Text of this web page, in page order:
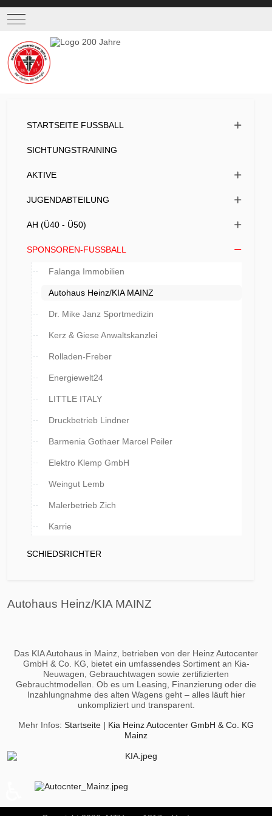
Mobile Menu Toggle
STARTSEITE FUSSBALL
SICHTUNGSTRAINING
AKTIVE
JUGENDABTEILUNG
AH (Ü40 - Ü50)
SPONSOREN-FUSSBALL
Falanga Immobilien
Autohaus Heinz/KIA MAINZ
Dr. Mike Janz Sportmedizin
Kerz & Giese Anwaltskanzlei
Rolladen-Freber
Energiewelt24
LITTLE ITALY
Druckbetrieb Lindner
Barmenia Gothaer Marcel Peiler
Elektro Klemp GmbH
Weingut Lemb
Malerbetrieb Zich
Karrie
SCHIEDSRICHTER
Autohaus Heinz/KIA MAINZ
Das KIA Autohaus in Mainz, betrieben von der Heinz Autocenter
GmbH & Co. KG, bietet ein umfassendes Sortiment an Kia-
Neuwagen, Gebrauchtwagen sowie zertifizierten
Gebrauchtmodellen. Ob es um Leasing, Finanzierung oder die
Inzahlungnahme des alten Wagens geht – alles läuft hier
unkompliziert und transparent.
Mehr Infos: Startseite | Kia Heinz Autocenter GmbH & Co. KG
Mainz